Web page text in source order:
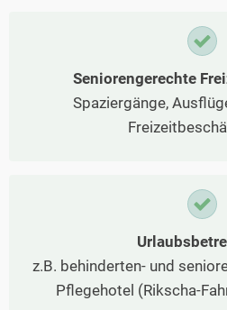
Seniorengerechte
Spaziergänge,
z.B. behinderten- und
Pflegehotel (Rikscha-